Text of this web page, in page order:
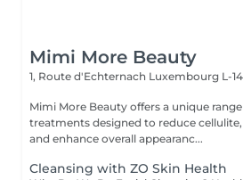
Mimi More Beauty
1, Route d'Echternach Luxembourg L-
Mimi More Beauty offers a unique
treatments designed to reduce
and enhance overall appearanc...
Cleansing with ZO Skin Health